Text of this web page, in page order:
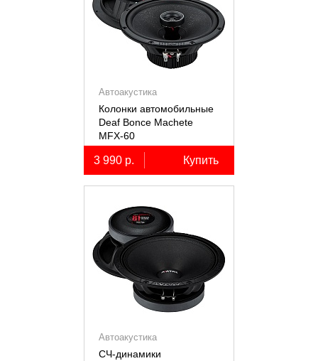
Автоакустика
Колонки автомобильные
Deaf Bonce Machete
MFX-60
3 990 р. Купить
Автоакустика
СЧ-динамики